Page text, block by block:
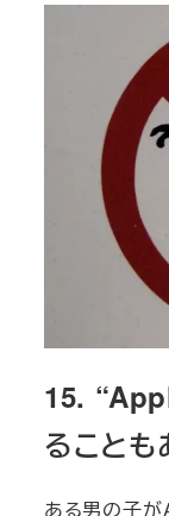
15.
ることも
ある男の子